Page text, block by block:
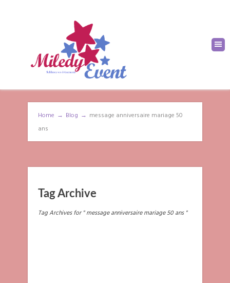
Home → Blog → message anniversaire mariage 50
ans
Tag Archive
Tag Archives for " message anniversaire mariage 50 ans "